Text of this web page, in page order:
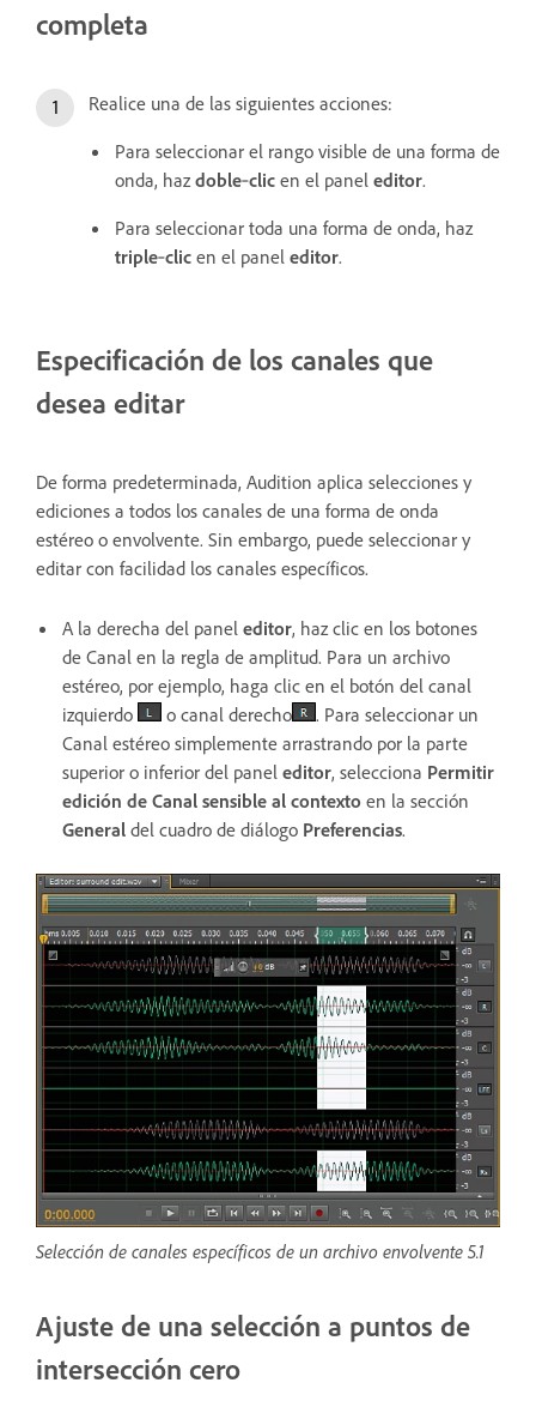
completa
Realice una de las siguientes acciones:
Para seleccionar el rango visible de una forma de
onda, haz doble‑clic en el panel editor.
Para seleccionar toda una forma de onda, haz
triple‑clic en el panel editor.
Especificación de los canales que
desea editar
De forma predeterminada, Audition aplica selecciones y
ediciones a todos los canales de una forma de onda
estéreo o envolvente. Sin embargo, puede seleccionar y
editar con facilidad los canales específicos.
A la derecha del panel editor, haz clic en los botones
de Canal en la regla de amplitud. Para un archivo
estéreo, por ejemplo, haga clic en el botón del canal
izquierdo
o canal derecho
. Para seleccionar un
Canal estéreo simplemente arrastrando por la parte
superior o inferior del panel editor, selecciona Permitir
edición de Canal sensible al contexto en la sección
General del cuadro de diálogo Preferencias.
Selección de canales específicos de un archivo envolvente 5.1
Ajuste de una selección a puntos de
intersección cero